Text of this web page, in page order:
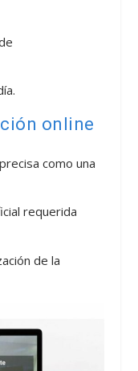
online
como una
requerida
de la